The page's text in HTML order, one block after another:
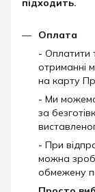
підходить.
Оплата
- Оплатити
отриманні
на карту
- Ми
за
- При
можна
обмежену